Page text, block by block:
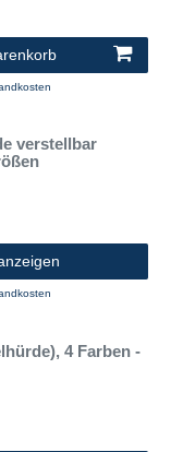
verstellbar
4 Farben -